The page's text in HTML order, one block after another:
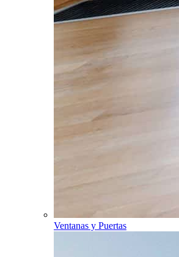
Ventanas y Puertas